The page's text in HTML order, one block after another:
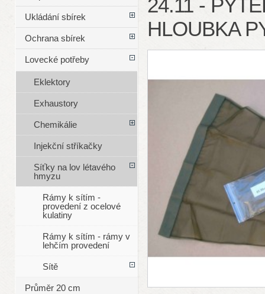
24.11 -
HLOUBKA
Ukládání sbírek
Ochrana sbírek
Lovecké potřeby
Eklektory
Exhaustory
Chemikálie
Injekční stříkačky
Síťky na lov létavého
hmyzu
Rámy k sítím -
provedení z ocelové
kulatiny
Rámy k sítím - rámy v
lehčím provedení
Sítě
Průměr 20 cm